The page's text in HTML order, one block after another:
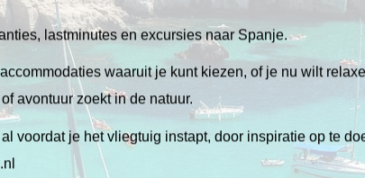
lastminutes en excursies naar Spanje.
waaruit je kunt kiezen, of je nu wilt
avontuur zoekt in de natuur.
voordat je het vliegtuig instapt, door inspiratie op te